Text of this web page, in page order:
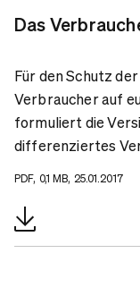
Das
Für den Schutz
Verbraucher auf
formuliert die
differenziertes
PDF, 0,1 MB, 25.01.2017